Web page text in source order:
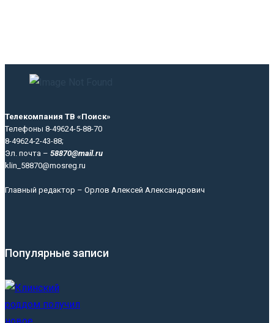
Телекомпания ТВ «Поиск»
Телефоны 8-49624-5-88-70
8-49624-2-43-88;
Эл. почта – 58870@mail.ru
klin_58870@mosreg.ru
Главный редактор – Орлов Алексей Александрович
Популярные записи